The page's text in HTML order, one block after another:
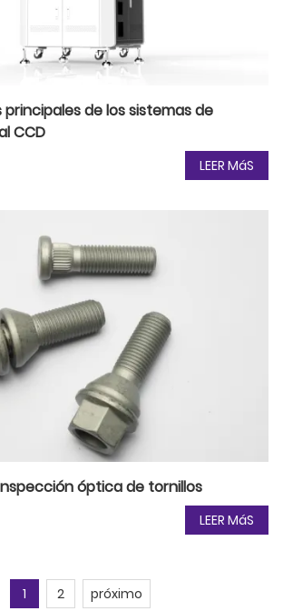
de los sistemas de
CCD
LEER MáS
óptica de tornillos
LEER MáS
1 2 próximo